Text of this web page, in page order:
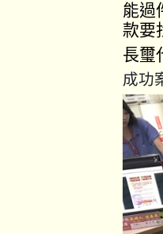
能過
款要
長璽
成功